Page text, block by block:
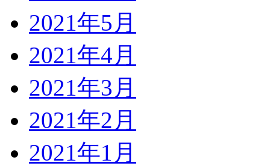
2021年5月
2021年4月
2021年3月
2021年2月
2021年1月